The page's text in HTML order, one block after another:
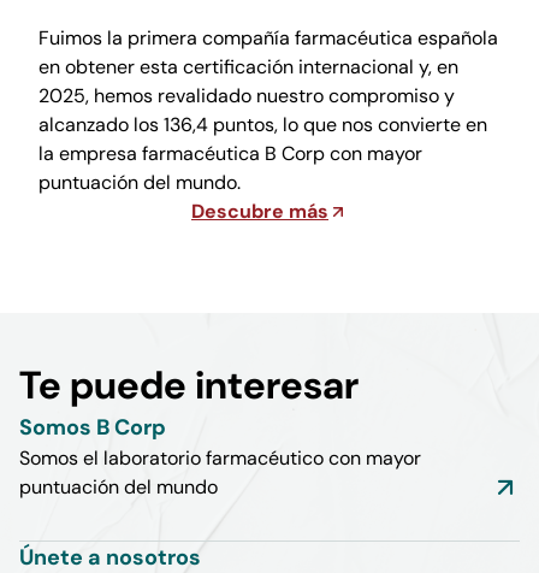
Fuimos la primera compañía farmacéutica española
en obtener esta certificación internacional y, en
2025, hemos revalidado nuestro compromiso y
alcanzado los 136,4 puntos, lo que nos convierte en
la empresa farmacéutica B Corp con mayor
puntuación del mundo.
Descubre más
Te puede interesar
Somos B Corp
Somos el laboratorio farmacéutico con mayor
puntuación del mundo
Únete a nosotros